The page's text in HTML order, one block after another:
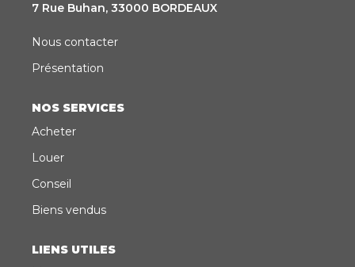
7 Rue Buhan, 33000 BORDEAUX
Nous contacter
Présentation
NOS SERVICES
Acheter
Louer
Conseil
Biens vendus
LIENS UTILES